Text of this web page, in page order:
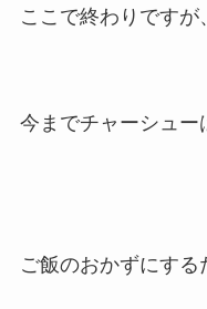
ここで終わりですが
今までチャーシュー
ご飯のおかずにする